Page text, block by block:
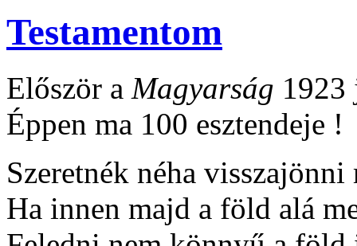
Testamentom
Először a Magyarság 1923
Éppen ma 100 esztendeje !
Szeretnék néha visszajönni
Ha innen majd a föld alá